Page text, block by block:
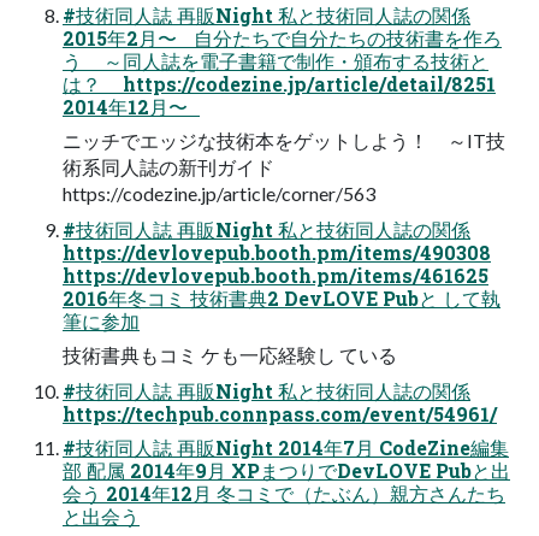
#技術同人誌 再販Night 私と技術同人誌の関係
2015年2月〜 自分たちで自分たちの技術書を作ろ
う ～同人誌を電子書籍で制作・頒布する技術と
は？ https://codezine.jp/article/detail/8251
2014年12月〜
ニッチでエッジな技術本をゲットしよう！ ～IT技
術系同人誌の新刊ガイド
https://codezine.jp/article/corner/563
#技術同人誌 再販Night 私と技術同人誌の関係
https://devlovepub.booth.pm/items/490308
https://devlovepub.booth.pm/items/461625
2016年冬コミ 技術書典2 DevLOVE Pubと して執
筆に参加
技術書典もコミ ケも一応経験し ている
#技術同人誌 再販Night 私と技術同人誌の関係
https://techpub.connpass.com/event/54961/
#技術同人誌 再販Night 2014年7月 CodeZine編集
部 配属 2014年9月 XPまつりでDevLOVE Pubと出
会う 2014年12月 冬コミで（たぶん）親方さんたち
と出会う